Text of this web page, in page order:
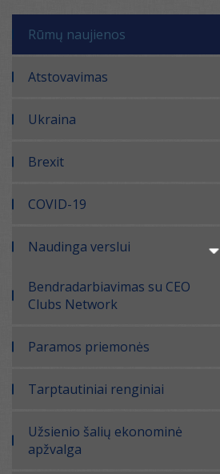
Rūmų naujienos
Atstovavimas
Ukraina
Brexit
COVID-19
Naudinga verslui
Bendradarbiavimas su CEO
Clubs Network
Paramos priemonės
Tarptautiniai renginiai
Užsienio šalių ekonominė
apžvalga